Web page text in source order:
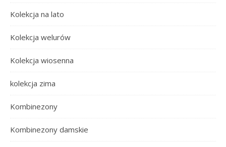
Kolekcja na lato
Kolekcja welurów
Kolekcja wiosenna
kolekcja zima
Kombinezony
Kombinezony damskie